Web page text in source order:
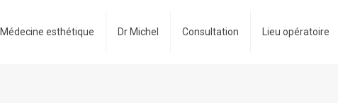
Médecine esthétique Dr Michel Consultation Lieu opératoire